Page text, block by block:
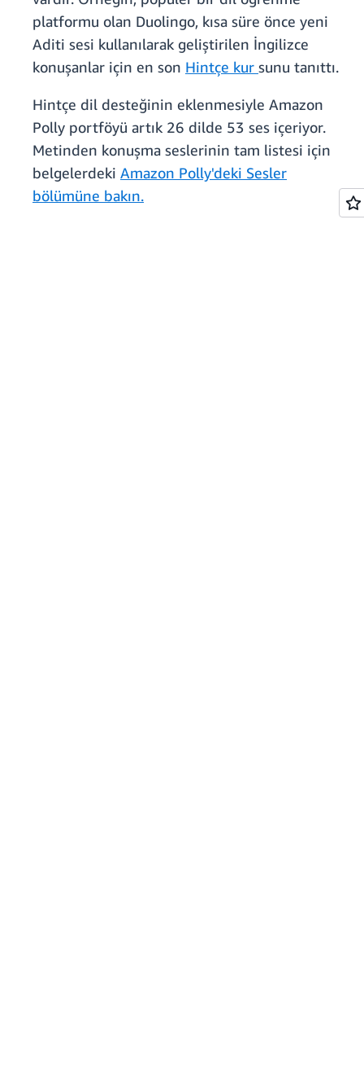
platformu olan Duolingo, kısa süre önce yeni
Aditi sesi kullanılarak geliştirilen İngilizce
konuşanlar için en son Hintçe kur sunu tanıttı.
Hintçe dil desteğinin eklenmesiyle Amazon
Polly portföyü artık 26 dilde 53 ses içeriyor.
Metinden konuşma seslerinin tam listesi için
belgelerdeki Amazon Polly'deki Sesler
bölümüne bakın.